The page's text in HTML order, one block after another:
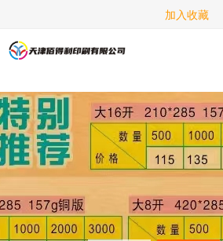
加入收藏
海报印刷
服务项目
经营范围
设备展示
新闻动态
关于我们